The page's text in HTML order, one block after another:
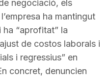
negociació, els
ha mantingut
ha “aprofitat” la
de costos laborals i
i regressius” en
concret, denuncien